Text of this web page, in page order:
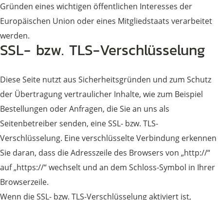
Gründen eines wichtigen öffentlichen Interesses der
Europäischen Union oder eines Mitgliedstaats verarbeitet
werden.
SSL- bzw. TLS-Verschlüsselung
Diese Seite nutzt aus Sicherheitsgründen und zum Schutz
der Übertragung vertraulicher Inhalte, wie zum Beispiel
Bestellungen oder Anfragen, die Sie an uns als
Seitenbetreiber senden, eine SSL- bzw. TLS-
Verschlüsselung. Eine verschlüsselte Verbindung erkennen
Sie daran, dass die Adresszeile des Browsers von „http://“
auf „https://“ wechselt und an dem Schloss-Symbol in Ihrer
Browserzeile.
Wenn die SSL- bzw. TLS-Verschlüsselung aktiviert ist,